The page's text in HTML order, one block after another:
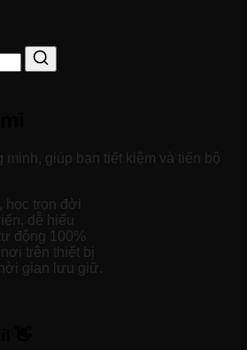
minh, giúp bạn tiết kiệm và tiến bộ
học trọn đời
dễ hiểu
động 100%
trên thiết bị
gian lưu giữ.